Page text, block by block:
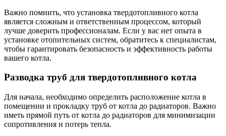
Важно помнить, что установка твердотопливного котла
является сложным и ответственным процессом, который
лучше доверить профессионалам. Если у вас нет опыта в
установке отопительных систем, обратитесь к специалистам,
чтобы гарантировать безопасность и эффективность работы
вашего котла.
Разводка труб для твердотопливного котла
Для начала, необходимо определить расположение котла в
помещении и прокладку труб от котла до радиаторов. Важно
иметь прямой путь от котла до радиаторов для минимизации
сопротивления и потерь тепла.